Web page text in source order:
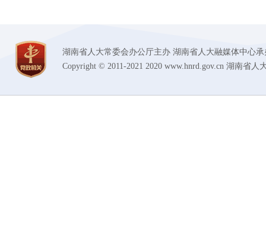
湖南省人大常委会办公厅主办 湖南省人大融媒体中心
Copyright © 2011-2021 2020 www.hnrd.gov.cn 湖南省